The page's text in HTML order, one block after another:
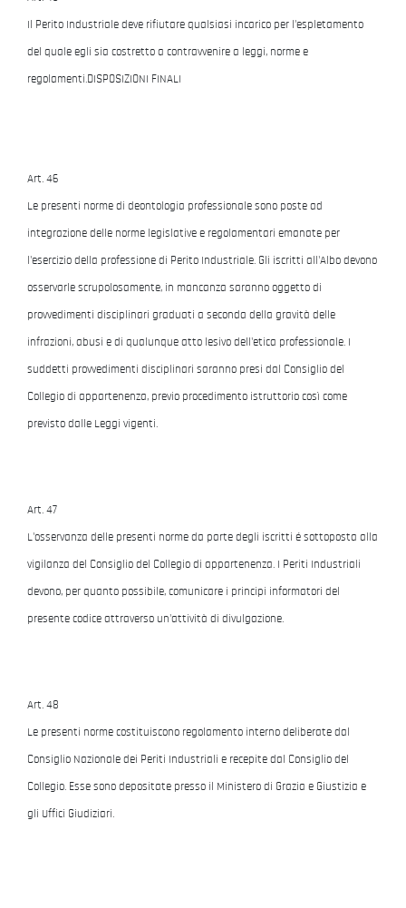
Il Perito Industriale deve rifiutare qualsiasi incarico per l'espletamento
del quale egli sia costretto a contravvenire a leggi, norme e
regolamenti.DISPOSIZIONI FINALI
Art. 46
Le presenti norme di deontologia professionale sono poste ad
integrazione delle norme legislative e regolamentari emanate per
l'esercizio della professione di Perito Industriale. Gli iscritti all'Albo devono
osservarle scrupolosamente, in mancanza saranno oggetto di
provvedimenti disciplinari graduati a seconda della gravità delle
infrazioni, abusi e di qualunque atto lesivo dell'etica professionale. I
suddetti provvedimenti disciplinari saranno presi dal Consiglio del
Collegio di appartenenza, previo procedimento istruttorio così come
previsto dalle Leggi vigenti.
Art. 47
L'osservanza delle presenti norme da parte degli iscritti é sottoposta alla
vigilanza del Consiglio del Collegio di appartenenza. I Periti Industriali
devono, per quanto possibile, comunicare i principi informatori del
presente codice attraverso un'attività di divulgazione.
Art. 48
Le presenti norme costituiscono regolamento interno deliberate dal
Consiglio Nazionale dei Periti Industriali e recepite dal Consiglio del
Collegio. Esse sono depositate presso il Ministero di Grazia e Giustizia e
gli Uffici Giudiziari.